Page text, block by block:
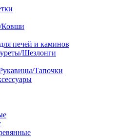
Ковши
печей и каминов
Шезлонги
Тапочки